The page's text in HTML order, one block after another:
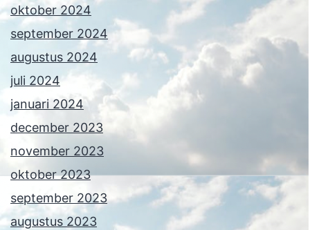
oktober 2024
september 2024
augustus 2024
juli 2024
januari 2024
december 2023
november 2023
oktober 2023
september 2023
augustus 2023